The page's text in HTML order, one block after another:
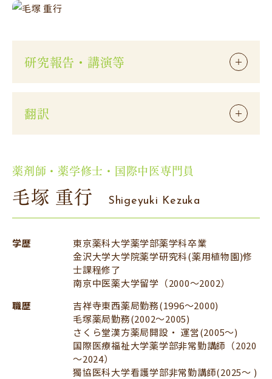
研究報告・講演等
翻訳
薬剤師・薬学修士・国際中医専門員
毛塚 重行 Shigeyuki Kezuka
学歴
東京薬科大学薬学部薬学科卒業
金沢大学大学院薬学研究科(薬用植物園)修
士課程修了
南京中医薬大学留学（2000～2002）
職歴
吉祥寺東西薬局勤務(1996～2000)
毛塚薬局勤務(2002～2005)
さくら堂漢方薬局開設・ 運営(2005〜)
国際医療福祉大学薬学部非常勤講師（2020
～2024）
獨協医科大学看護学部非常勤講師(2025〜 )